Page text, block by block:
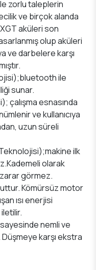
zorlu taleplerin
ve birçok alanda
aküleri son
olup aküleri
ve darbelere karşı
ile
sunar.
çalışma esnasında
ve kullanıcıya
uzun süreli
ilk
olarak
görmez.
Kömürsüz motor
ısı enerjisi
nemli ve
karşı ekstra